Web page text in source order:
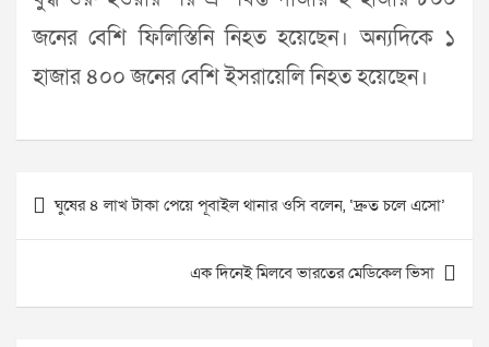
জনের বেশি ফিলিস্তিনি নিহত হয়েছেন। অন্যদিকে ১
হাজার ৪০০ জনের বেশি ইসরায়েলি নিহত হয়েছেন।
Post
navigation
ঘুষের ৪ লাখ টাকা পেয়ে পূবাইল থানার ওসি বলেন, ‘দ্রুত চলে এসো’
এক দিনেই মিলবে ভারতের মেডিকেল ভিসা